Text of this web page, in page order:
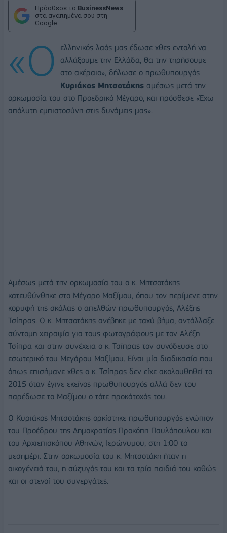
Πρόσθεσε το BusinessNews
στα αγαπημένα σου στη
Google
«Ο
ελληνικός λαός μας έδωσε χθες εντολή να
αλλάξουμε την Ελλάδα, θα την τηρήσουμε
στο ακέραιο», δήλωσε ο πρωθυπουργός
Κυριάκος Μητσοτάκης αμέσως μετά την
ορκωμοσία του στο Προεδρικό Μέγαρο, και πρόσθεσε «Έχω
απόλυτη εμπιστοσύνη στις δυνάμεις μας».
Αμέσως μετά την ορκωμοσία του ο κ. Μητσοτάκης
κατευθύνθηκε στο Μέγαρο Μαξίμου, όπου τον περίμενε στην
κορυφή της σκάλας ο απελθών πρωθυπουργός, Αλέξης
Τσίπρας. Ο κ. Μητσοτάκης ανέβηκε με ταχύ βήμα, αντάλλαξε
σύντομη χειραψία για τους φωτογράφους με τον Αλέξη
Τσίπρα και στην συνέχεια ο κ. Τσίπρας τον συνόδευσε στο
εσωτερικό του Μεγάρου Μαξίμου. Είναι μία διαδικασία που
όπως επισήμανε χθες ο κ. Τσίπρας δεν είχε ακολουθηθεί το
2015 όταν έγινε εκείνος πρωθυπουργός αλλά δεν του
παρέδωσε το Μαξίμου ο τότε προκάτοχός του.
Ο Κυριάκος Μητσοτάκης ορκίστηκε πρωθυπουργός ενώπιον
του Προέδρου της Δημοκρατίας Προκόπη Παυλόπουλου και
του Αρχιεπισκόπου Αθηνών, Ιερώνυμου, στη 1:00 το
μεσημέρι. Στην ορκωμοσία του κ. Μητσοτάκη ήταν η
οικογένειά του, η σύζυγός του και τα τρία παιδιά του καθώς
και οι στενοί του συνεργάτες.